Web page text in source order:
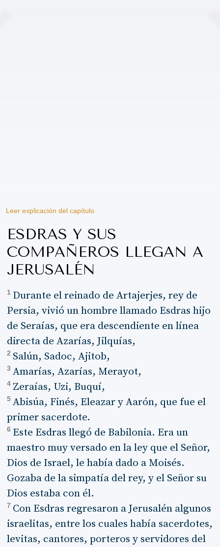
Leer explicación del capítulo
ESDRAS Y SUS
COMPAÑEROS LLEGAN A
JERUSALÉN
1 Durante el reinado de Artajerjes, rey de
Persia, vivió un hombre llamado Esdras hijo
de Seraías, que era descendiente en línea
directa de Azarías, Jilquías,
2 Salún, Sadoc, Ajitob,
3 Amarías, Azarías, Merayot,
4 Zeraías, Uzi, Buquí,
5 Abisúa, Finés, Eleazar y Aarón, que fue el
primer sacerdote.
6 Este Esdras llegó de Babilonia. Era un
maestro muy versado en la ley que el Señor,
Dios de Israel, le había dado a Moisés.
Gozaba de la simpatía del rey, y el Señor su
Dios estaba con él.
7 Con Esdras regresaron a Jerusalén algunos
israelitas, entre los cuales había sacerdotes,
levitas, cantores, porteros y servidores del